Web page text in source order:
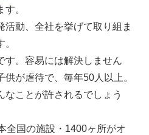
。
活動、全社を挙げて取り組ま
す。容易には解決しません
供が虐待で、毎年50人以上。
なことが許されるでしょう
全国の施設・1400ヶ所がオ